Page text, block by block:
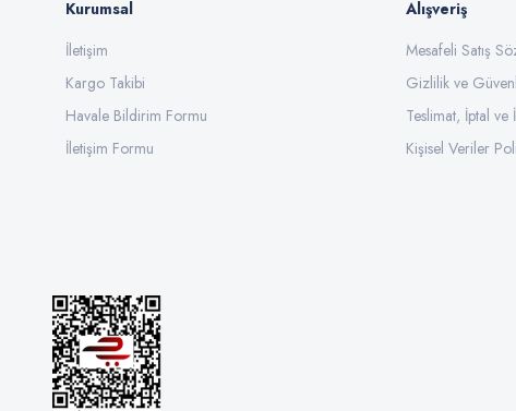
Kurumsal
İletişim
Kargo Takibi
Havale Bildirim Formu
İletişim Formu
Alışveriş
Mesafeli Satış
Gizlilik ve
Teslimat, İptal ve
Kişisel Veriler